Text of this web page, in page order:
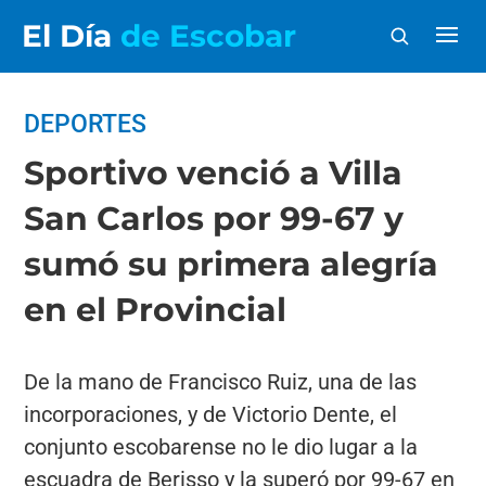
El Día de Escobar
DEPORTES
Sportivo venció a Villa
San Carlos por 99-67 y
sumó su primera alegría
en el Provincial
De la mano de Francisco Ruiz, una de las
incorporaciones, y de Victorio Dente, el
conjunto escobarense no le dio lugar a la
escuadra de Berisso y la superó por 99-67 en